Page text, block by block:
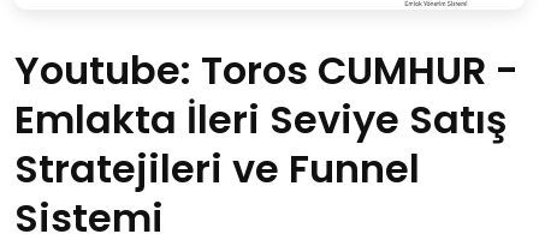
Youtube: Toros CUMHUR -
Emlakta İleri Seviye Satış
Stratejileri ve Funnel
Sistemi